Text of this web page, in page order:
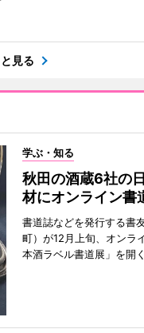
見る
学ぶ・知る
秋田の酒蔵6社の
材にオンライン書
書道誌などを発行する書
町）が12月上旬、オンラ
本酒ラベル書道展」を開く